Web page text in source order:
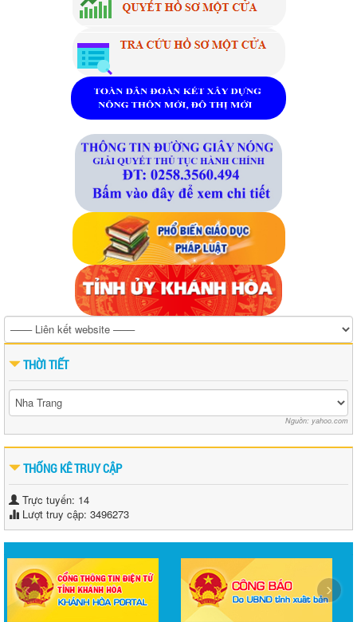
THỜI TIẾT
Nguồn: yahoo.com
THỐNG KÊ TRUY CẬP
Trực tuyến: 14
Lượt truy cập: 3496273
‹ ›